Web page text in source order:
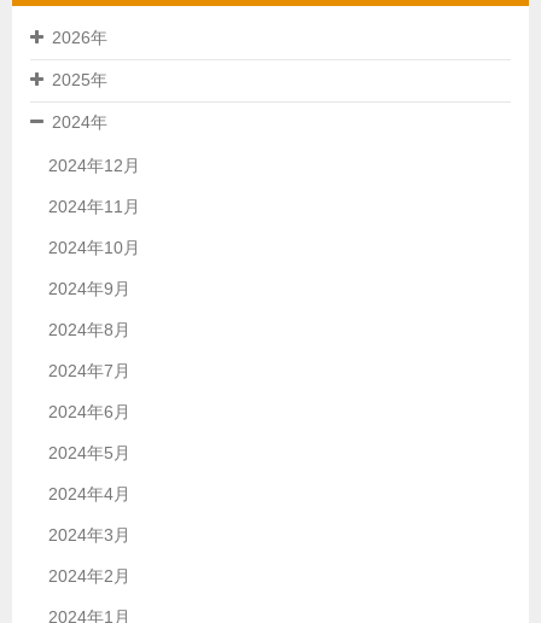
2026年
2025年
2024年
2024年12月
2024年11月
2024年10月
2024年9月
2024年8月
2024年7月
2024年6月
2024年5月
2024年4月
2024年3月
2024年2月
2024年1月